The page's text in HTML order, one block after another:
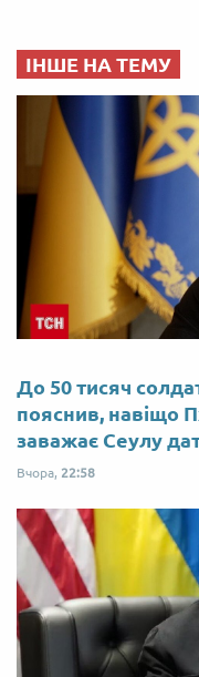
ІНШЕ НА ТЕМУ
До 50 тисяч
пояснив, навіщо
заважає Сеулу
Вчора, 22:58